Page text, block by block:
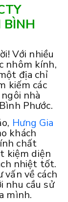
BÌNH
Với nhiều
nhôm kính,
địa chỉ
kiếm các
nhà
Phước.
Hưng Gia
khách
chất
kiệm diện
nhiệt tốt.
vấn về cách
nhu cầu sử
mình.